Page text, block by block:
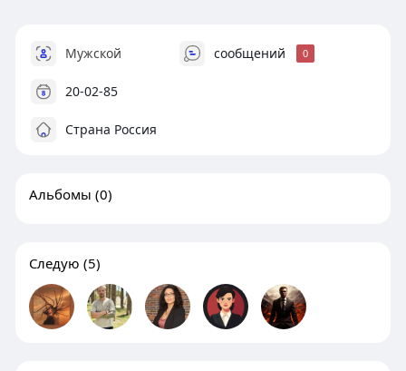
Мужской сообщений 0
20-02-85
Страна Россия
Альбомы (0)
Следую (5)